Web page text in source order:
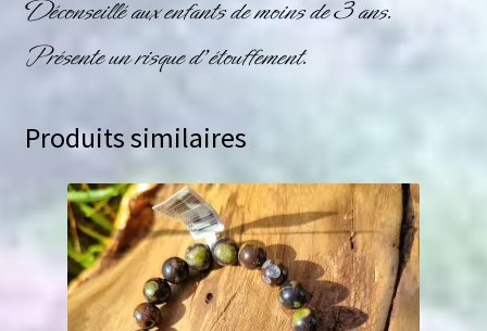
Déconseillé aux enfants de moins de 3 ans.
Présente un risque d’étouffement.
Produits similaires